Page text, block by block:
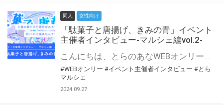
同人 女性向け
「駄菓子と唐揚げ、きみの青」イベント
主催者インタビュー-マルシェ編vol.2-
こんにちは、とらのあなWEBオンリー運営スタッフです。 新たにお届けする、イベント主催者インタビュー-マルシェ編-は、 とらのあなWEBオンリー「マルシェ」をご利用の主催様に 「マルシェ」を使ってイベントを開催した感想や心がけをお聞きする企画です。 今回は、WEBオンリー初開催「駄菓子と唐揚げ、きみの青」より、 主催のぎこ六屋様にお話を伺いました。 協力：ぎこ六屋様／イベント公式Twitter（@krkgwks） とらのあなWEBオンリー「マルシェ」とは？ WEBオンリーでリアルタイムでコミュニケーションがとれるオンライン会場です。
#WEBオンリー #イベント主催者インタビュー #とら
マルシェ
2024.09.27